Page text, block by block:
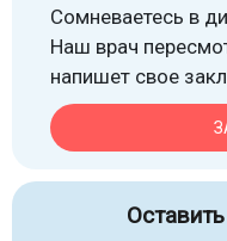
Сомневаетесь в
Наш врач
напишет свое